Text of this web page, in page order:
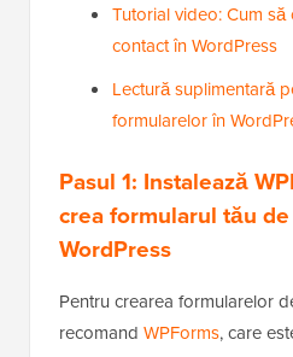
Tutorial video: Cum
contact în WordPress
Lectură suplimentară
formularelor în
Pasul 1: Instalează
crea formularul tău
WordPress
Pentru crearea formularelor
recomand WPForms, care